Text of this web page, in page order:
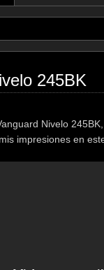
245BK
Nivelo
impresiones en